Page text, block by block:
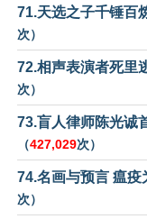
71.天选之子千锤百
次）
72.相声表演者死里
次）
73.盲人律师陈光诚
（427,029次）
74.名画与预言 瘟疫
次）